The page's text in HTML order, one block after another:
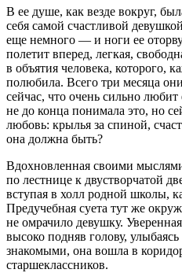
В ее душе, как везде вокруг,
себя самой счастливой
еще немного — и ноги ее
полетит вперед, легкая,
в объятия человека, которого,
полюбила. Всего три месяца
сейчас, что очень сильно
не до конца понимала это, но
любовь: крылья за спиной,
она должна быть?
Вдохновленная своими
по лестнице к двустворчатой
вступая в холл родной школы,
Предучебная суета тут же
не омрачило девушку.
высоко подняв голову,
знакомыми, она вошла в
старшеклассников.